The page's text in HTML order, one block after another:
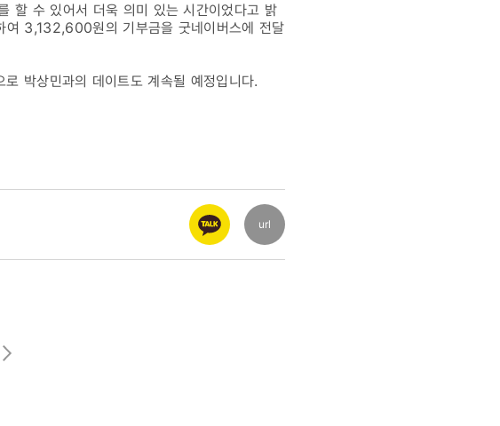
할 수 있어서 더욱 의미 있는 시간이었다고 밝
여 3,132,600원의 기부금을 굿네이버스에 전달
박상민과의 데이트도 계속될 예정입니다.
url